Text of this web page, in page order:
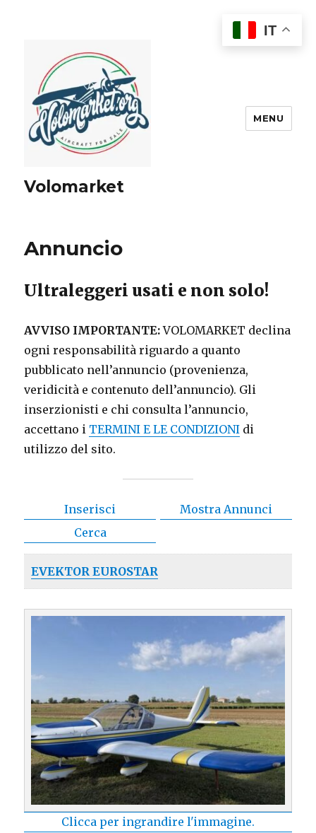
Volomarket
MENU
Annuncio
Ultraleggeri usati e non solo!
AVVISO IMPORTANTE:VOLOMARKET declina
ogni responsabilità riguardo a quanto
pubblicato nell’annuncio (provenienza,
veridicità e contenuto dell’annuncio). Gli
inserzionisti e chi consulta l’annuncio,
accettano i TERMINI E LE CONDIZIONI di
utilizzo del sito.
Inserisci
Mostra Annunci
Cerca
EVEKTOR EUROSTAR
Clicca per ingrandire l'immagine.
IT